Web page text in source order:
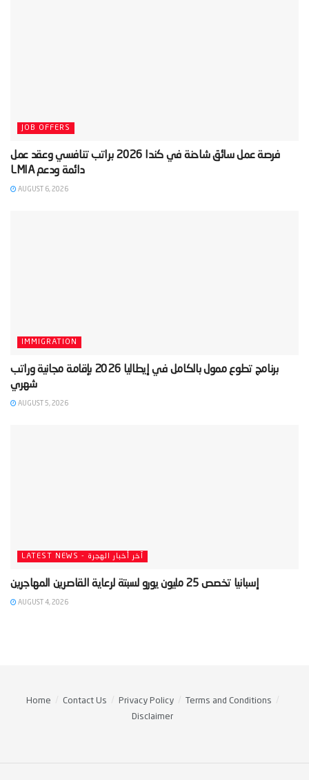
JOB OFFERS
‫فرصة عمل سائق شاحنة في كندا 2026 براتب تنافسي وعقد عمل
دائمة ودعم LMIA‬
AUGUST 6, 2026
IMMIGRATION
‫برنامج تطوع ممول بالكامل في إيطاليا 2026 بإقامة مجانية وراتب
شهري‬
AUGUST 5, 2026
LATEST NEWS - آخر أخبار الهجرة
AUGUST 4, 2026
Home Contact Us Privacy Policy
Terms and Conditions
Disclaimer